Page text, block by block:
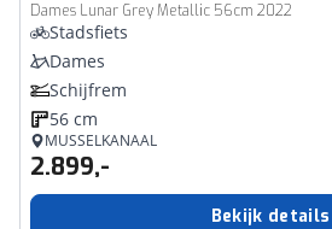
Dames Lunar Grey Metallic 56cm 2022
Stadsfiets
Dames
Schijfrem
56 cm
MUSSELKANAAL
2.899,-
Bekijk details